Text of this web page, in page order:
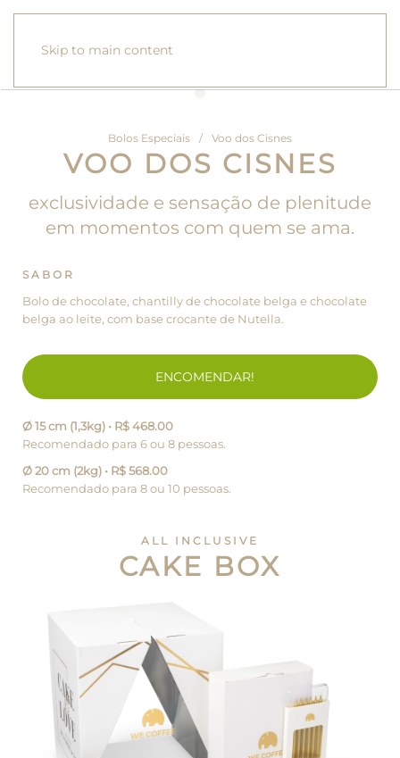
Skip to main content
Bolos Especiais Voo dos Cisnes
VOO DOS CISNES
exclusividade e sensação de plenitude
em momentos com quem se ama.
SABOR
Bolo de chocolate, chantilly de chocolate belga e chocolate
belga ao leite, com base crocante de Nutella.
ENCOMENDAR!
Ø 15 cm (1,3kg) • R$ 468.00
Recomendado para 6 ou 8 pessoas.
Ø 20 cm (2kg) • R$ 568.00
Recomendado para 8 ou 10 pessoas.
ALL INCLUSIVE
CAKE BOX